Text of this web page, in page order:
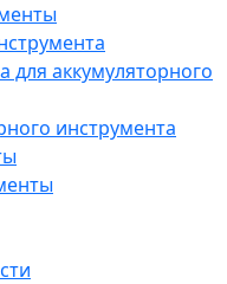
для аккумуляторного
инструмента